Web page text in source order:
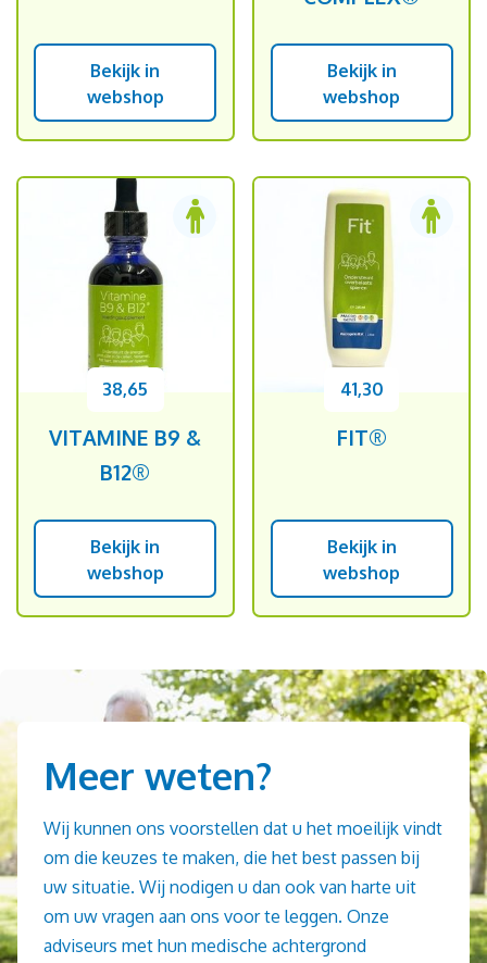
Bekijk in
webshop
Bekijk in
webshop
VITAMINE B9 &
B12®
38,65
Bekijk in
webshop
FIT®
41,30
Bekijk in
webshop
Meer weten?
Wij kunnen ons voorstellen dat u het moeilijk vindt
om die keuzes te maken, die het best passen bij
uw situatie. Wij nodigen u dan ook van harte uit
om uw vragen aan ons voor te leggen. Onze
adviseurs met hun medische achtergrond